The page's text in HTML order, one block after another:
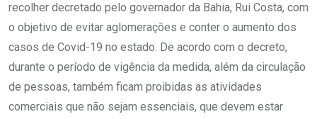
recolher decretado pelo governador da Bahia, Rui Costa, com
o objetivo de evitar aglomerações e conter o aumento dos
casos de Covid-19 no estado. De acordo com o decreto,
durante o período de vigência da medida, além da circulação
de pessoas, também ficam proibidas as atividades
comerciais que não sejam essenciais, que devem estar